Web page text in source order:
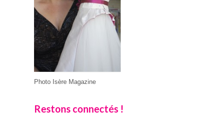
Photo Isère Magazine
Restons connectés !